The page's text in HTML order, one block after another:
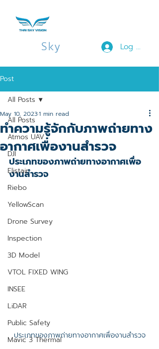
Log In
Sky
Post
All Posts
Atmos UAV
DJI
Elistair
Riebo
YellowScan
Drone Survey
Inspection
3D Model
VTOL FIXED WING
INSEE
LiDAR
Public Safety
Mavic 3 Thermal
All Posts
ทำความรู้จักกับภาพถ่ายทาง
อากาศเพื่องานสำรวจ
May 10, 20231 min read
ประเภทของภาพถ่ายทางอากาศเพื่อ
งานสำรวจ
ประเภทของภาพถ่ายทางอากาศเพื่องานสำรวจ